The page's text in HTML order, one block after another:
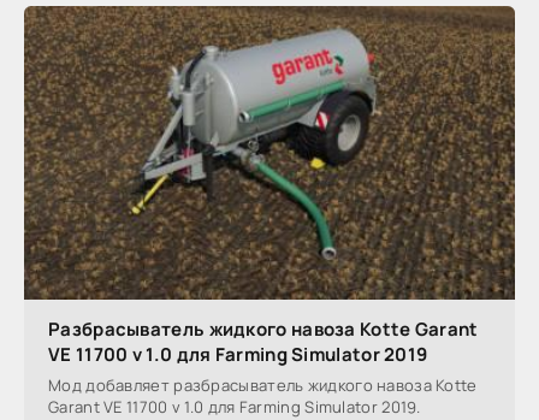
Разбрасыватель жидкого навоза Kotte Garant
VE 11700 v 1.0 для Farming Simulator 2019
Мод добавляет разбрасыватель жидкого навоза Kotte
Garant VE 11700 v 1.0 для Farming Simulator 2019.